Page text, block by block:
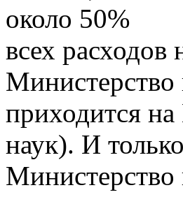
около 50%
всех расходов
приходится
наук). И
Министерство